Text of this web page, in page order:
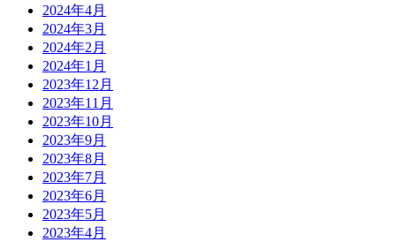
2024年4月
2024年3月
2024年2月
2024年1月
2023年12月
2023年11月
2023年10月
2023年9月
2023年8月
2023年7月
2023年6月
2023年5月
2023年4月